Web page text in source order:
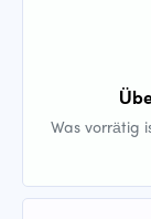
Was vorrätig